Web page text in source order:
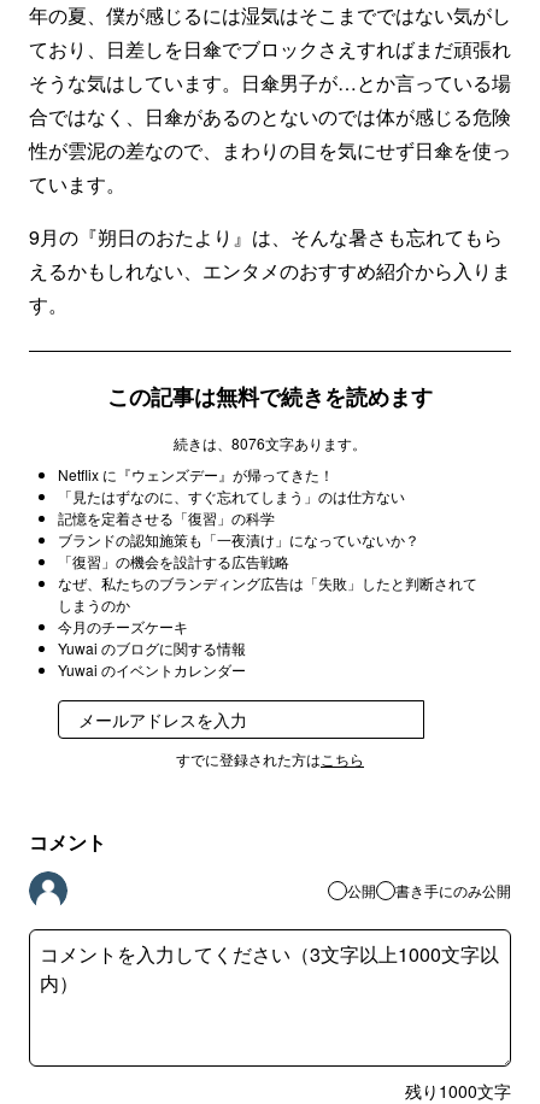
年の夏、僕が感じるには湿気はそこまでではない気がし
ており、日差しを日傘でブロックさえすればまだ頑張れ
そうな気はしています。日傘男子が…とか言っている場
合ではなく、日傘があるのとないのでは体が感じる危険
性が雲泥の差なので、まわりの目を気にせず日傘を使っ
ています。
9月の『朔日のおたより』は、そんな暑さも忘れてもら
えるかもしれない、エンタメのおすすめ紹介から入りま
す。
この記事は無料で続きを読めます
続きは、8076文字あります。
Netflix に『ウェンズデー』が帰ってきた！
「見たはずなのに、すぐ忘れてしまう」のは仕方ない
記憶を定着させる「復習」の科学
ブランドの認知施策も「一夜漬け」になっていないか？
「復習」の機会を設計する広告戦略
なぜ、私たちのブランディング広告は「失敗」したと判断されて
しまうのか
今月のチーズケーキ
Yuwai のブログに関する情報
Yuwai のイベントカレンダー
すでに登録された方は こちら
コメント
公開 書き手にのみ公開
残り 1000文字